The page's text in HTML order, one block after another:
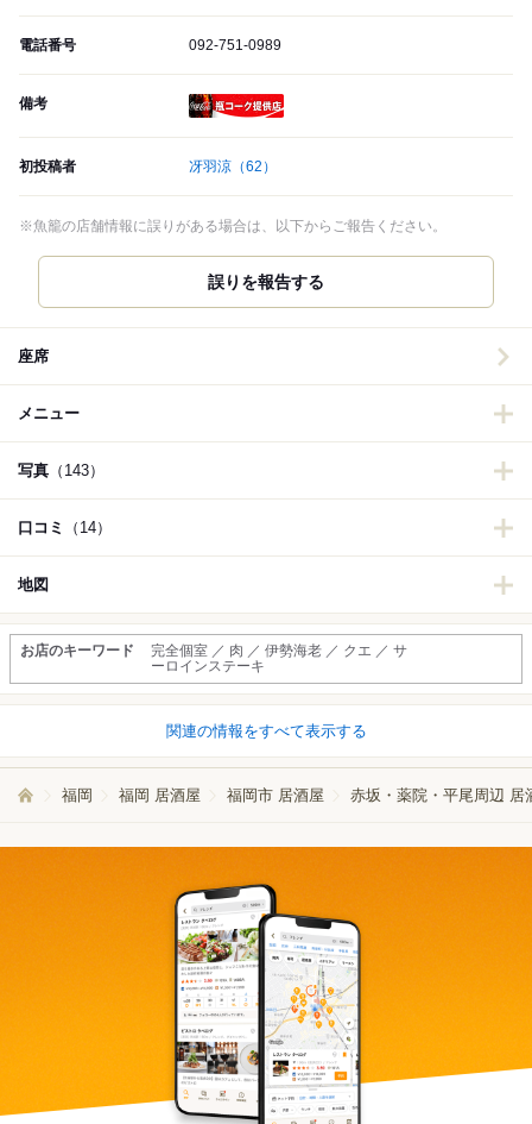
電話番号 092-751-0989
備考
初投稿者 冴羽涼 （62）
※魚籠の店舗情報に誤りがある場合は、以下からご報告ください。
誤りを報告する
座席
メニュー
写真 （143）
口コミ （14）
地図
お店のキーワード
完全個室 ／ 肉 ／ 伊勢海老 ／ クエ ／ サ
ーロインステーキ
関連の情報をすべて表示する
福岡 福岡 居酒屋 福岡市 居酒屋 赤坂・薬院・平尾周辺 居